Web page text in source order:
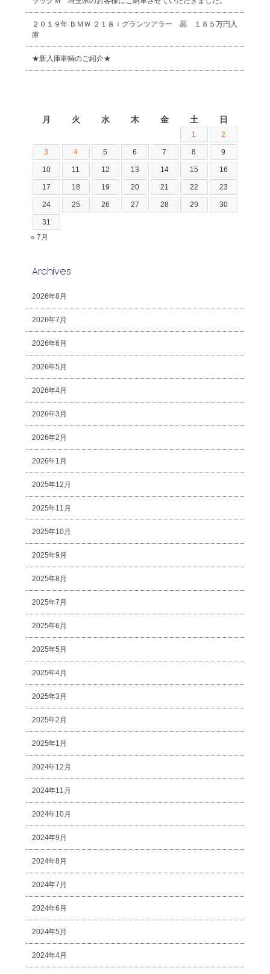
２０１９年 ＢＭＷ ２１８ｉグランツアラー 黒 １８５万円入
庫
★新入庫車輌のご紹介★
月 火 水 木 金 土 日
1 2
3 4 5 6 7 8 9
10 11 12 13 14 15 16
17 18 19 20 21 22 23
24 25 26 27 28 29 30
31
« 7月
Archives
2026年8月
2026年7月
2026年6月
2026年5月
2026年4月
2026年3月
2026年2月
2026年1月
2025年12月
2025年11月
2025年10月
2025年9月
2025年8月
2025年7月
2025年6月
2025年5月
2025年4月
2025年3月
2025年2月
2025年1月
2024年12月
2024年11月
2024年10月
2024年9月
2024年8月
2024年7月
2024年6月
2024年5月
2024年4月